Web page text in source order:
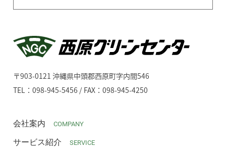
〒903-0121 沖縄県中頭郡西原町字内間546
TEL：098-945-5456 / FAX：098-945-4250
会社案内 COMPANY
サービス紹介 SERVICE